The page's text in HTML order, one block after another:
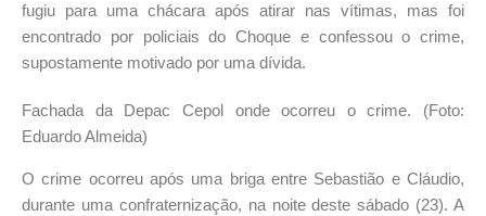
fugiu para uma chácara após atirar nas vítimas, mas foi
encontrado por policiais do Choque e confessou o crime,
supostamente motivado por uma dívida.
Fachada da Depac Cepol onde ocorreu o crime. (Foto:
Eduardo Almeida)
O crime ocorreu após uma briga entre Sebastião e Cláudio,
durante uma confraternização, na noite deste sábado (23). A